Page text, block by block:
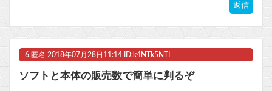
返信
6. 匿名 2018年07月28日11:14 ID:k4NTk5NTI
ソフトと本体の販売数で簡単に判るぞ